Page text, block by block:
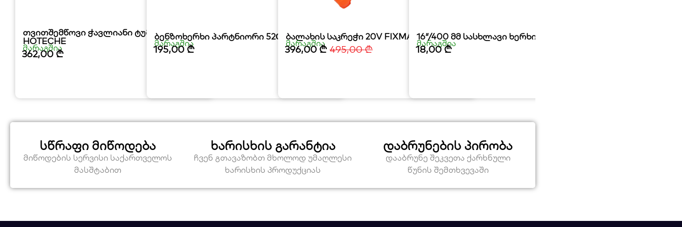
თვითშემწოვი ჭავლიანი ტუმბო
HOTECHE
მარაგშია
362,00₾
ბენზოხერხი პარტნიორი 52СС
მარაგშია
195,00₾
ბალახის საკრეჭი 20V FIXMAN
მარაგშია
396,00₾ 495,00₾
16″/400 მმ სასხლავი ხერხი HOTECHE
მარაგშია
18,00₾
სწრაფი მიწოდება
მიწოდების სერვისი საქართველოს
მასშტაბით
ხარისხის გარანტია
ჩვენ გთავაზობთ მხოლოდ უმაღლესი
ხარისხის პროდუქციას
დაბრუნების პირობა
დააბრუნე შეკვეთა ქარხნული
წუნის შემთხვევაში